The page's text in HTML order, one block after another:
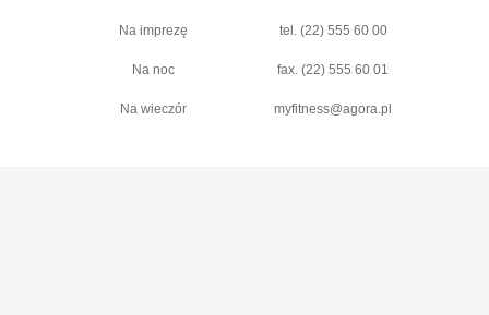
Na imprezę
Na noc
Na wieczór
tel. (22) 555 60 00
fax. (22) 555 60 01
myfitness@agora.pl